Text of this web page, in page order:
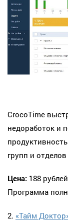
CrocoTime
недоработок и
групп и
Цена: 188
Программа
2. «Тайм